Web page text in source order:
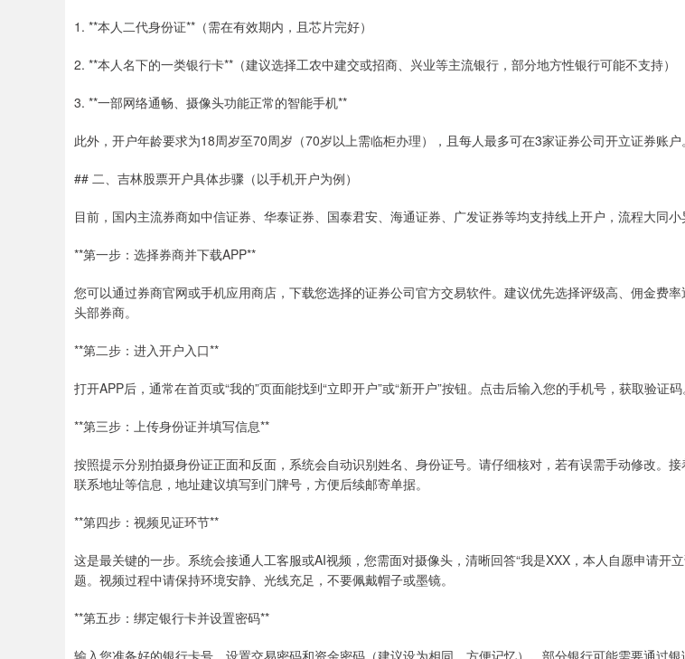
1. **本人二代身份证**（需在有效期内，且芯片完好）
2. **本人名下的一类银行卡**（建议选择工农中建交或招商、兴业等主流银行，部分地方性银行可能不支持）
3. **一部网络通畅、摄像头功能正常的智能手机**
此外，开户年龄要求为18周岁至70周岁（70岁以上需临柜办理），且每人最多可在3家证券公司开立证券账户。
## 二、吉林股票开户具体步骤（以手机开户为例）
目前，国内主流券商如中信证券、华泰证券、国泰君安、海通证券、广发证券等均支持线上开户，流程大同小
**第一步：选择券商并下载APP**
您可以通过券商官网或手机应用商店，下载您选择的证券公司官方交易软件。建议优先选择评级高、佣金费
头部券商。
**第二步：进入开户入口**
打开APP后，通常在首页或“我的”页面能找到“立即开户”或“新开户”按钮。点击后输入您的手机号，获取验证码
**第三步：上传身份证并填写信息**
按照提示分别拍摄身份证正面和反面，系统会自动识别姓名、身份证号。请仔细核对，若有误需手动修改。接
联系地址等信息，地址建议填写到门牌号，方便后续邮寄单据。
**第四步：视频见证环节**
这是最关键的一步。系统会接通人工客服或AI视频，您需面对摄像头，清晰回答“我是XXX，本人自愿申请开
题。视频过程中请保持环境安静、光线充足，不要佩戴帽子或墨镜。
**第五步：绑定银行卡并设置密码**